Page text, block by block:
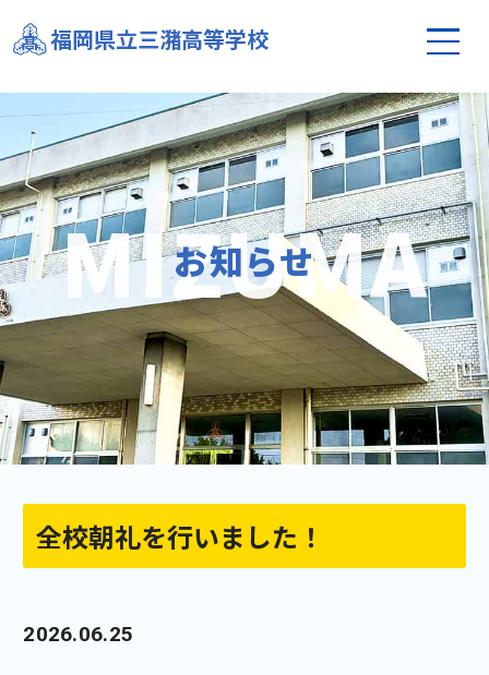
福岡県立三潴高等学校
全校朝礼を行いました！
お知らせ
全校朝礼を行いました！
2026.06.25